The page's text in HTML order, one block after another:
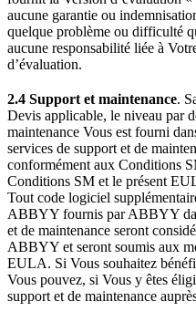
aucune garantie ou
quelque problème ou difficulté
aucune responsabilité liée à
d’évaluation.
2.4 Support et maintenance.
Devis applicable, le niveau par
maintenance Vous est fourni
services de support et de
conformément aux Conditions
Conditions SM et le présent
Tout code logiciel
ABBYY fournis par ABBYY
et de maintenance seront
ABBYY et seront soumis aux
EULA. Si Vous souhaitez
Vous pouvez, si Vous y êtes
support et de maintenance